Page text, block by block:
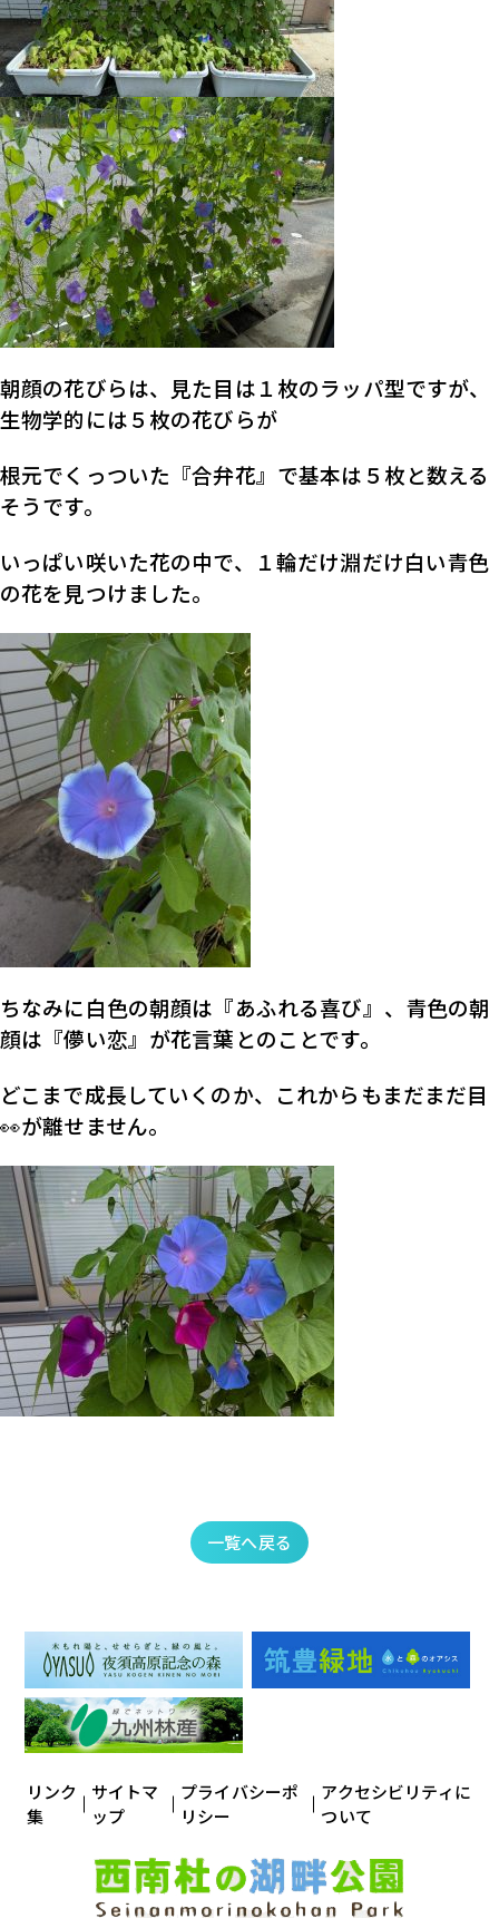
朝顔の花びらは、見た目は１枚のラッパ型ですが、
生物学的には５枚の花びらが
根元でくっついた『合弁花』で基本は５枚と数える
そうです。
いっぱい咲いた花の中で、１輪だけ淵だけ白い青色
の花を見つけました。
ちなみに白色の朝顔は『あふれる喜び』、青色の朝
顔は『儚い恋』が花言葉とのことです。
どこまで成長していくのか、これからもまだまだ目
👀が離せません。
一覧へ戻る
リンク
集
サイトマ
ップ
プライバシーポ
リシー
アクセシビリティに
ついて